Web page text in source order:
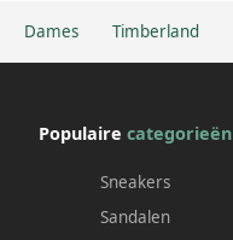
Dames Timberland
Populaire categorieën
Sneakers
Sandalen